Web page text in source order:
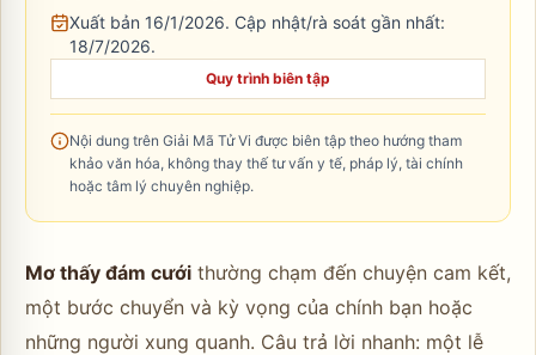
Xuất bản 16/1/2026. Cập nhật/rà soát gần nhất:
18/7/2026.
Quy trình biên tập
Nội dung trên Giải Mã Tử Vi được biên tập theo hướng tham
khảo văn hóa, không thay thế tư vấn y tế, pháp lý, tài chính
hoặc tâm lý chuyên nghiệp.
Mơ thấy đám cưới thường chạm đến chuyện cam kết,
một bước chuyển và kỳ vọng của chính bạn hoặc
những người xung quanh. Câu trả lời nhanh: một lễ